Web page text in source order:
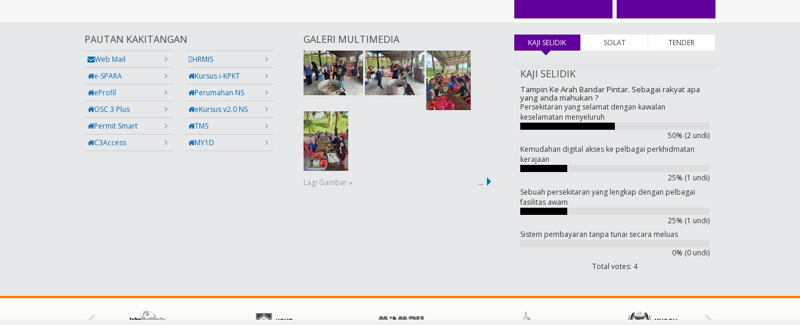
PAUTAN KAKITANGAN
Web Mail
HRMIS
e-SPARA
Kursus i-KPKT
eProfil
Perumahan NS
OSC 3 Plus
eKursus v2.0 NS
Permit Smart
TMS
C3Access
MY1D
GALERI MULTIMEDIA
Lagi Gambar » …
KAJI SELIDIK SOLAT TENDER
KAJI SELIDIK
Tampin Ke Arah Bandar Pintar. Sebagai rakyat apa
yang anda mahukan ?
Persekitaran yang selamat dengan kawalan
keselamatan menyeluruh
50% (2 undi)
Kemudahan digital akses ke pelbagai perkhidmatan
kerajaan
25% (1 undi)
Sebuah persekitaran yang lengkap dengan pelbagai
fasilitas awam
25% (1 undi)
Sistem pembayaran tanpa tunai secara meluas
0% (0 undi)
Total votes: 4